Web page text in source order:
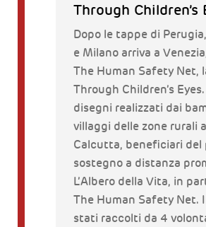
Through Children’s
Dopo le tappe di
e Milano arriva a
The Human Safety Net,
Through Children’s
disegni realizzati dai
villaggi delle zone rurali
Calcutta, beneficiari del
sostegno a distanza
L’Albero della Vita, in
The Human Safety Net.
stati raccolti da 4